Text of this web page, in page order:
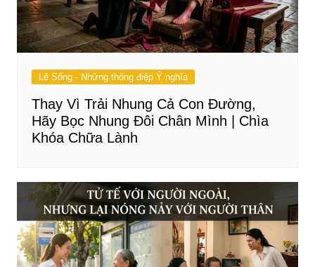
Lẽ Sống - Những thông điệp Ý nghĩa
Thay Vì Trải Nhung Cả Con Đường,
Hãy Bọc Nhung Đôi Chân Mình | Chìa
Khóa Chữa Lành